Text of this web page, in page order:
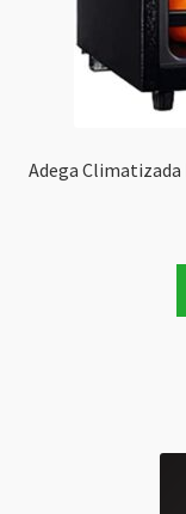
Adega Climatizada